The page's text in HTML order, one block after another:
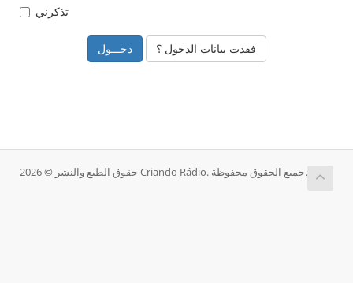
تذكرني
فقدت بيانات الدخول ؟
حقوق الطبع والنشر © 2026 Criando Rádio. جميع الحقوق محفوظة.